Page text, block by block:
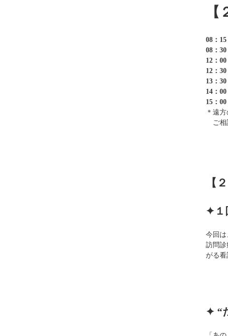
08：15
08：30
12：00
12：30
13：30
14：00
15：00
＊遠
ご相
【
✦１
今回は
訪問診
がる看
✦ “